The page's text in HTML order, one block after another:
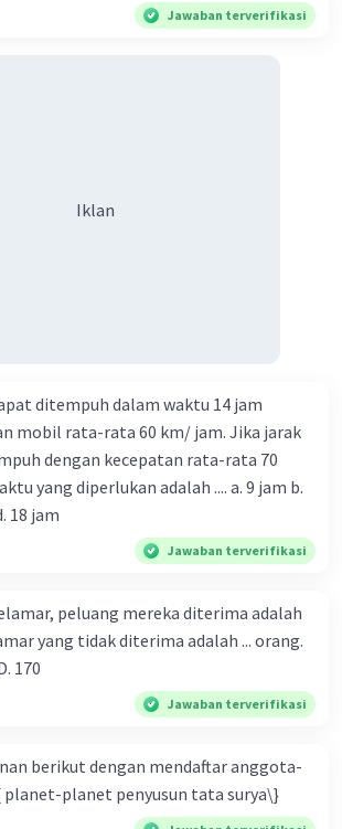
Jawaban terverifikasi
Iklan
ditempuh dalam waktu 14 jam
mobil rata-rata 60 km/ jam. Jika jarak
dengan kecepatan rata-rata 70
diperlukan adalah .... a. 9 jam b.
c. 15 jam d. 18 jam
Jawaban terverifikasi
peluang mereka diterima adalah
yang tidak diterima adalah ... orang.
170
Jawaban terverifikasi
berikut dengan mendaftar anggota-
planet-planet penyusun tata surya\}